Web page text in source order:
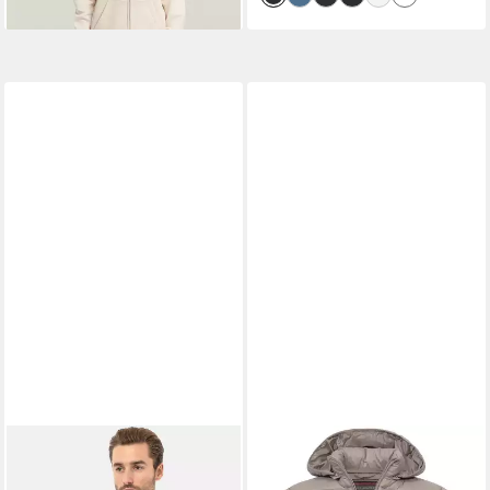
CIPO & BAXX Sweatjacke
Jacken (1-tlg) mit Kapuze,
GEOGRAPHICAL NORWAY
Steppjacke Herren